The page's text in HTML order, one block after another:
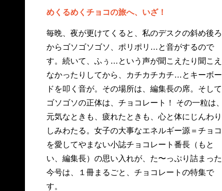
めくるめくチョコの旅へ、いざ！
毎晩、夜が更けてくると、私のデスクの斜め後ろ
からゴソゴソゴソ、ポリポリ…と音がするので
す。続いて、ふぅ…という声が聞こえたり聞こえ
なかったりしてから、カチカチカチ…とキーボー
ドを叩く音が。その場所は、編集長の席。そして
ゴソゴソの正体は、チョコレート！ その一粒は、
元気なときも、疲れたときも、心と体にじんわり
しみわたる。女子の大事なエネルギー源＝チョコ
を愛してやまない小誌チョコレート番長（もと
い、編集長）の思い入れが、た〜っぷり詰まった
今号は、１冊まるごと、チョコレートの特集で
す。